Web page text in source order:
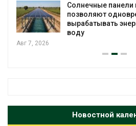
Солнечные панели
позволяют
вырабатывать
воду
Авг 7, 2026
Новостной